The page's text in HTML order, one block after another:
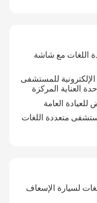
اللغات مع شاشة
الإلكترونية للمستشفى
متعددة اللغات
لسيارة الإسعاف